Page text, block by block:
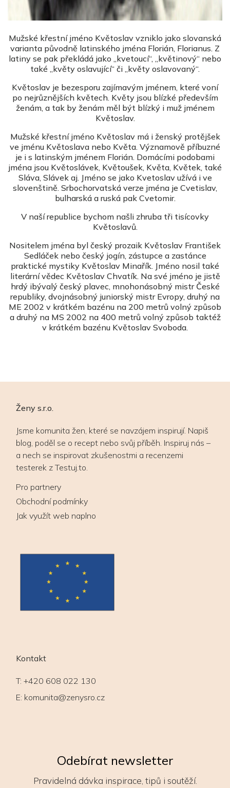
Mužské křestní jméno Květoslav vzniklo jako slovanská
varianta původně latinského jména Florián, Florianus. Z
latiny se pak překládá jako „kvetoucí“, „květinový“ nebo
také „květy oslavující“ či „květy oslavovaný“.
Květoslav je bezesporu zajímavým jménem, které voní
po nejrůznějších květech. Květy jsou blízké především
ženám, a tak by ženám měl být blízký i muž jménem
Květoslav.
Mužské křestní jméno Květoslav má i ženský protějšek
ve jménu Květoslava nebo Květa. Významově příbuzné
je i s latinským jménem Florián. Domácími podobami
jména jsou Květoslávek, Květoušek, Květa, Květek, také
Sláva, Slávek aj. Jméno se jako Kvetoslav užívá i ve
slovenštině. Srbochorvatská verze jména je Cvetislav,
bulharská a ruská pak Cvetomir.
V naší republice bychom našli zhruba tři tisícovky
Květoslavů.
Nositelem jména byl český prozaik Květoslav František
Sedláček nebo český jogín, zástupce a zastánce
praktické mystiky Květoslav Minařík. Jméno nosil také
literární vědec Květoslav Chvatík. Na své jméno je jistě
hrdý ibývalý český plavec, mnohonásobný mistr České
republiky, dvojnásobný juniorský mistr Evropy, druhý na
ME 2002 v krátkém bazénu na 200 metrů volný způsob
a druhý na MS 2002 na 400 metrů volný způsob taktéž
v krátkém bazénu Květoslav Svoboda.
Ženy s.r.o.
Jsme komunita žen, které se navzájem inspirují. Napiš
blog, poděl se o recept nebo svůj příběh. Inspiruj nás –
a nech se inspirovat zkušenostmi a recenzemi
testerek z Testuj.to.
Pro partnery
Obchodní podmínky
Jak využít web naplno
Kontakt
T: +420 608 022 130
E: komunita@zenysro.cz
Odebírat newsletter
Pravidelná dávka inspirace, tipů i soutěží.